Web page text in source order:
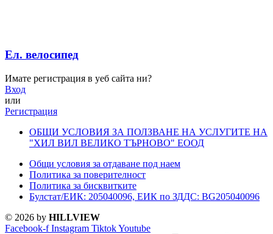
Ел. велосипед
Имате регистрация в уеб сайта ни?
Вход
или
Регистрация
ОБЩИ УСЛОВИЯ ЗА ПОЛЗВАНЕ НА УСЛУГИТЕ НА
"ХИЛ ВИЛ ВЕЛИКО ТЪРНОВО" ЕООД
Общи условия за отдаване под наем
Политика за поверителност
Политика за бисквитките
Булстат/ЕИК: 205040096, ЕИК по ЗДДС: BG205040096
© 2026 by HILLVIEW
Facebook-f Instagram TiktokYoutube